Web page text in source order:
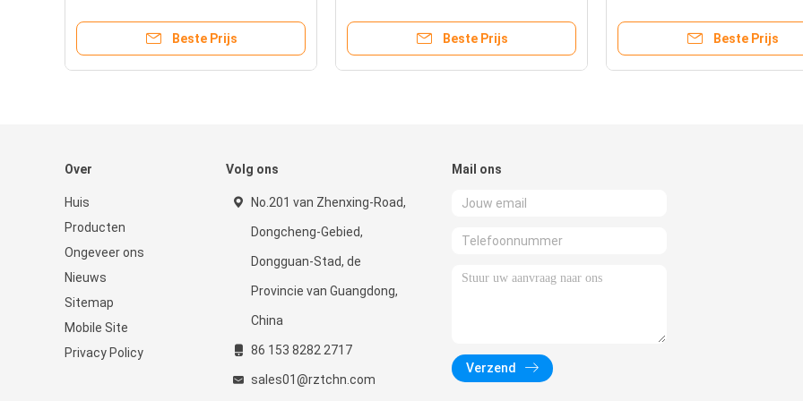
Motorcontrolemechanisme
Beste Prijs Beste Prijs Beste Prijs
Over
Huis
Producten
Ongeveer ons
Nieuws
Sitemap
Mobile Site
Privacy Policy
Volg ons
No.201 van Zhenxing-Road,
Dongcheng-Gebied,
Dongguan-Stad, de
Provincie van Guangdong,
China
86 153 8282 2717
sales01@rztchn.com
Mail ons
Verzend